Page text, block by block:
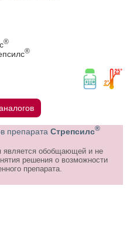
®
®
препарата Стрепсилс®
является обобщающей и не
решения о возможности
препарата.